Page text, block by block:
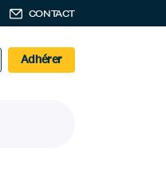
CONTACT
Adhérer